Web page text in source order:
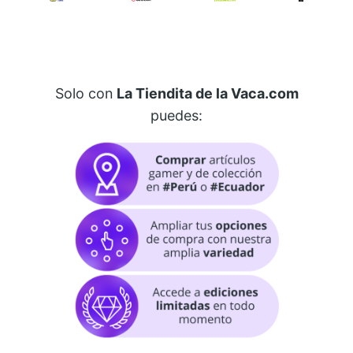
Solo con La Tiendita de la Vaca.com
puedes: